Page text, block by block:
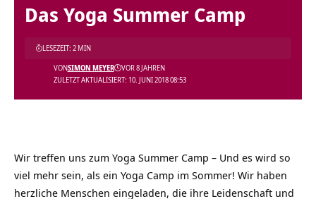
Das Yoga Summer Camp
ZULETZT AKTUALISIERT: 10. JUNI 2018 08:53
VONSIMON MEYER VOR 8 JAHREN
LESEZEIT: 2 MIN
Wir treffen uns zum Yoga Summer Camp – Und es wird so
viel mehr sein, als ein Yoga Camp im Sommer! Wir haben
herzliche Menschen eingeladen, die ihre Leidenschaft und